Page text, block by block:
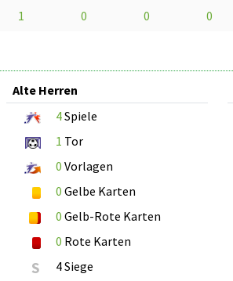
1 0 0 0
Alte Herren
4Spiele
1 Tor
0 Vorlagen
0 Gelbe Karten
0 Gelb-Rote Karten
0 Rote Karten
S 4 Siege